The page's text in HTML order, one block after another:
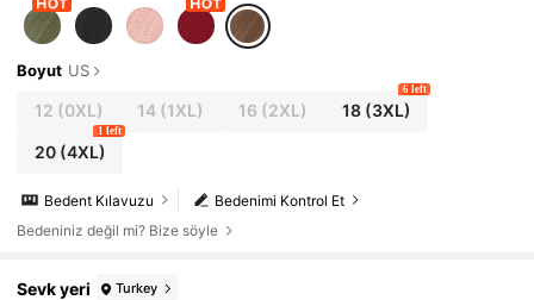
Boyut US
12 (0XL) 14 (1XL) 16 (2XL) 18(3XL)
6 left
20(4XL)
1 left
Bedenimi Kontrol Et
Bedent Kılavuzu
Bedeniniz değil mi? Bize söyle
Sevk yeri Turkey